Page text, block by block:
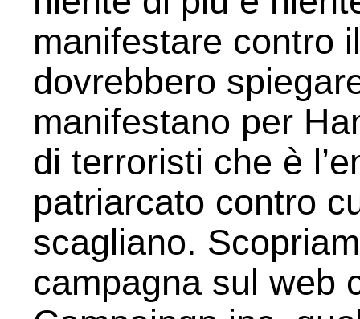
manifestare contro
dovrebbero
manifestano per
di terroristi che è
patriarcato contro
scagliano.
campagna sul web